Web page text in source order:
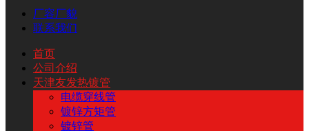
厂容厂貌
联系我们
首页
公司介绍
天津友发热镀管
电缆穿线管
镀锌方矩管
镀锌管